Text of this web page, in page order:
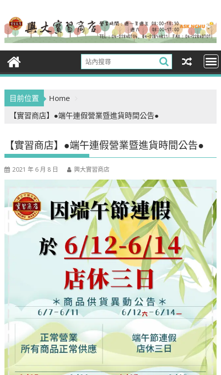
content
目前位置
Home
【實習商店】●端午連假營業暨進貨時間公告●
【實習商店】●端午連假營業暨進貨時間公告●
2021 年 6 月 8 日 興大實習商店